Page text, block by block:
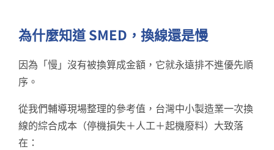
為什麼知道 SMED，換線還是慢
因為「慢」沒有被換算成金額，它就永遠排不進優先順
序。
從我們輔導現場整理的參考值，台灣中小製造業一次換
線的綜合成本（停機損失＋人工＋起機廢料）大致落
在：